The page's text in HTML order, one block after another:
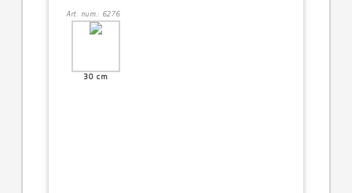
Art. num.: 6276
30 cm